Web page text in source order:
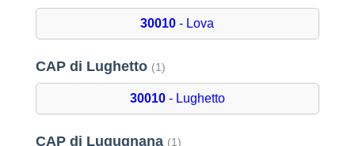
30010 - Lova
CAP di Lughetto (1)
30010- Lughetto
CAP di Lugugnana (1)